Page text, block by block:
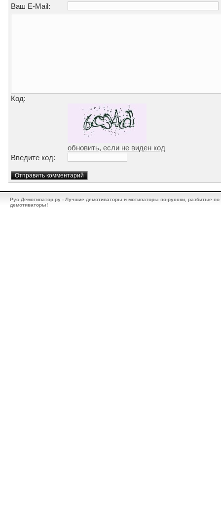
Ваш E-Mail:
Код:
обновить, если не виден код
Введите код:
Рус Демотиватор.ру - Лучшие демотиваторы и мотиваторы по-русски, разбитые
демотиваторы!